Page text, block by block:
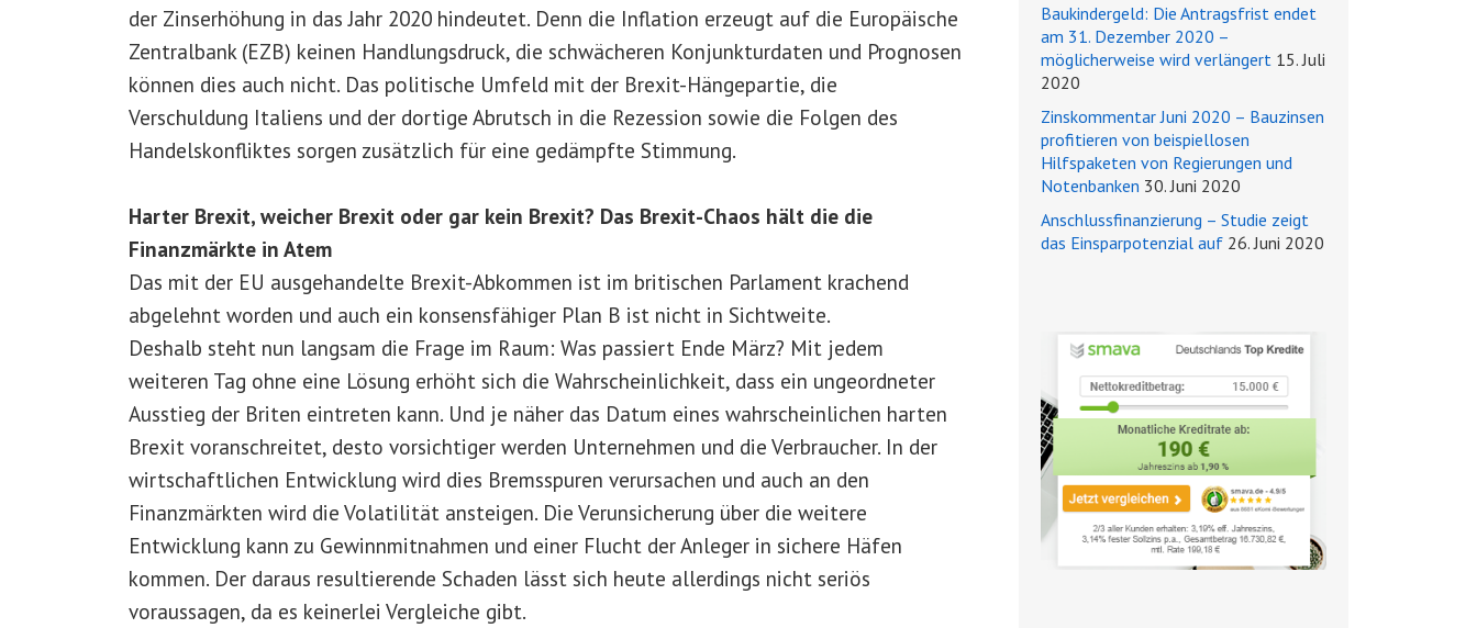
der Zinserhöhung in das Jahr 2020 hindeutet. Denn die Inflation erzeugt auf die Europäische
Zentralbank (EZB) keinen Handlungsdruck, die schwächeren Konjunkturdaten und Prognosen
können dies auch nicht. Das politische Umfeld mit der Brexit-Hängepartie, die
Verschuldung Italiens und der dortige Abrutsch in die Rezession sowie die Folgen des
Handelskonfliktes sorgen zusätzlich für eine gedämpfte Stimmung.
Harter Brexit, weicher Brexit oder gar kein Brexit? Das Brexit-Chaos hält die die
Finanzmärkte in Atem
Das mit der EU ausgehandelte Brexit-Abkommen ist im britischen Parlament krachend
abgelehnt worden und auch ein konsensfähiger Plan B ist nicht in Sichtweite.
Deshalb steht nun langsam die Frage im Raum: Was passiert Ende März? Mit jedem
weiteren Tag ohne eine Lösung erhöht sich die Wahrscheinlichkeit, dass ein ungeordneter
Ausstieg der Briten eintreten kann. Und je näher das Datum eines wahrscheinlichen harten
Brexit voranschreitet, desto vorsichtiger werden Unternehmen und die Verbraucher. In der
wirtschaftlichen Entwicklung wird dies Bremsspuren verursachen und auch an den
Finanzmärkten wird die Volatilität ansteigen. Die Verunsicherung über die weitere
Entwicklung kann zu Gewinnmitnahmen und einer Flucht der Anleger in sichere Häfen
kommen. Der daraus resultierende Schaden lässt sich heute allerdings nicht seriös
voraussagen, da es keinerlei Vergleiche gibt.
Baukindergeld: Die Antragsfrist endet
am 31. Dezember 2020 –
möglicherweise wird verlängert 15. Juli
2020
Zinskommentar Juni 2020 – Bauzinsen
profitieren von beispiellosen
Hilfspaketen von Regierungen und
Notenbanken 30. Juni 2020
Anschlussfinanzierung – Studie zeigt
das Einsparpotenzial auf 26. Juni 2020